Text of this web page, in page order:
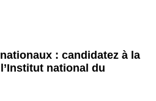
: candidatez à la
national du